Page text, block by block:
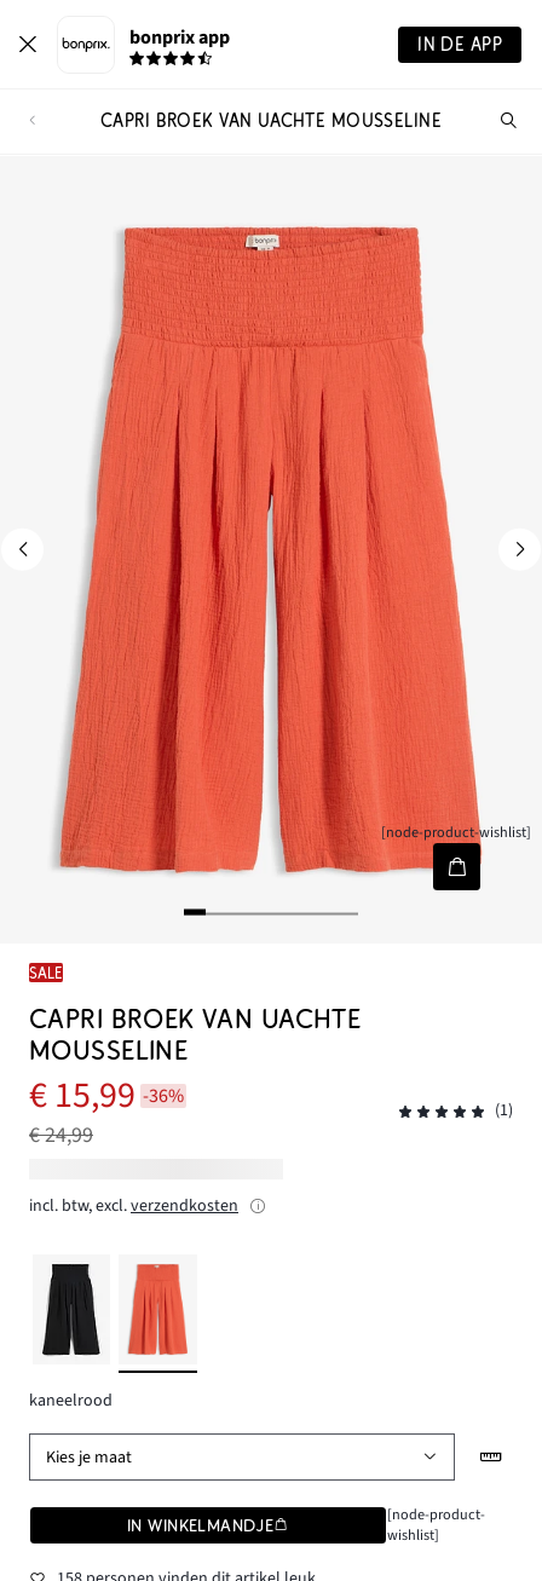
bonprix app IN DE APP
CAPRI BROEK VAN UACHTE MOUSSELINE
[node-product-wishlist]
SALE
CAPRI BROEK VAN UACHTE
MOUSSELINE
€ 15,99 -36%
€ 24,99
(1)
incl. btw, excl.verzendkosten
kaneelrood
Kies je maat
IN WINKELMANDJE
[node-product-
wishlist]